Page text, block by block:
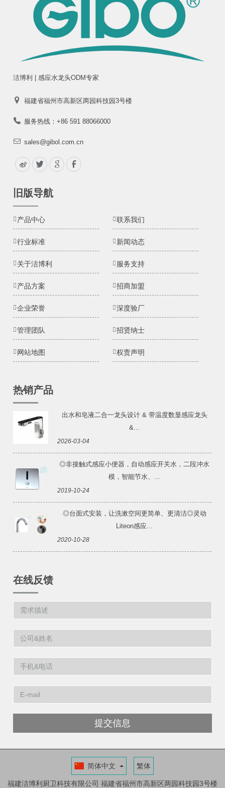
洁博利 | 感应水龙头ODM专家
福建省福州市高新区两园科技园3号楼
服务热线：+86 591 88066000
sales@gibol.com.cn
旧版导航
产品中心 联系我们
行业标准 新闻动态
关于洁博利 服务支持
产品方案 招商加盟
企业荣誉 深度验厂
管理团队 招贤纳士
网站地图 权责声明
热销产品
出水和皂液二合一龙头设计 & 带温度数显感应龙头
&...
2026-03-04
◎非接触式感应小便器，自动感应开关水，二段冲水
模，智能节水、...
2019-10-24
◎台面式安装，让洗漱空间更简单、更清洁◎灵动
Liteon感应...
2020-10-28
在线反馈
提交信息
简体中文 繁体
福建洁博利厨卫科技有限公司 福建省福州市高新区两园科技园3号楼